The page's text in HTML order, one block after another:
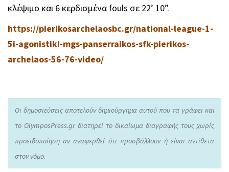
κλέψιμο και 6 κερδισμένα fouls σε 22’ 10”.
https://pierikosarchelaosbc.gr/national-league-1-
5i-agonistiki-mgs-panserraikos-sfk-pierikos-
archelaos-56-76-video/
Οι δημοσιεύσεις αποτελούν δημιούργημα αυτού που τα γράφει και
το OlymposPress.gr διατηρεί το δικαίωμα διαγραφής τους χωρίς
προειδοποίηση αν αναφερθεί ότι προσβάλλουν ή είναι αντίθετα
στον νόμο.